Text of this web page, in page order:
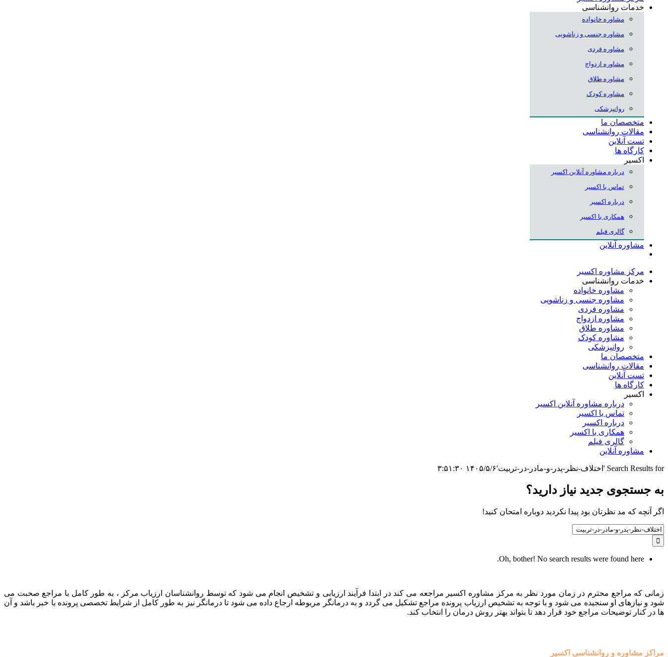
خدمات روانشناسی
مشاوره خانواده
مشاوره جنسی و زناشویی
مشاوره فردی
مشاوره ازدواج
مشاوره طلاق
مشاوره کودک
روانپزشکی
متخصصان ما
مقالات روانشناسی
تست آنلاین
کارگاه ها
اکسیر
درباره مشاوره آنلاین اکسیر
تماس با اکسیر
درباره اکسیر
همکاری با اکسیر
گالری فیلم
مشاوره آنلاین
مرکز مشاوره اکسیر
خدمات روانشناسی
مشاوره خانواده
مشاوره جنسی و زناشویی
مشاوره فردی
مشاوره ازدواج
مشاوره طلاق
مشاوره کودک
روانپزشکی
متخصصان ما
مقالات روانشناسی
تست آنلاین
کارگاه ها
اکسیر
درباره مشاوره آنلاین اکسیر
تماس با اکسیر
درباره اکسیر
همکاری با اکسیر
گالری فیلم
مشاوره آنلاین
Search Results for 'اختلاف-نظر-پدر-و-مادر-در-تربیت' ۱۴۰۵/۵/۶ ۳:۵۱:۳۰
به جستجوی جديد نياز داريد؟
اگر آنچه که مد نظرتان بود پیدا نکردید دوباره امتحان کنید!
Search
for:
Oh, bother! No search results were found here.
زمانی که مراجع محترم در زمان مورد نظر به مرکز مشاوره اکسیر مراجعه می کند در ابتدا فرآیند ارزیابی و تشخیص انجام می شود که توسط روانشناسان ارزیاب مرکز ، به طور کامل با مراجع صحبت می
شود و نیازهای او سنجیده می شود و با توجه به تشخیص ارزیاب پرونده مراجع تشکیل می گردد و به درمانگر مربوطه ارجاع داده می شود تا درمانگر نیز به طور کامل از شرایط تخصصی پرونده با خبر باشد و آن
ها در کنار توضیحات مراجع خود قرار دهد تا بتواند بهتر روش درمان را انتخاب کند.
مراکز مشاوره و روانشناسی اکسیر